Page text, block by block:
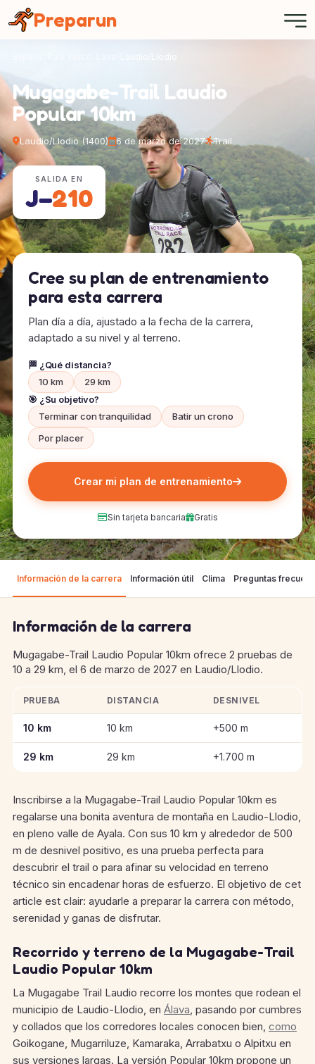
Preparun
Mugagabe-Trail Laudio
Popular 10km
Laudio/Llodio (1400) 6 de marzo de 2027 Trail
SALIDA EN
J−210
Cree su plan de entrenamiento
para esta carrera
Plan día a día, ajustado a la fecha de la carrera,
adaptado a su nivel y al terreno.
🏁 ¿Qué distancia?
10 km
29 km
🎯 ¿Su objetivo?
Terminar con tranquilidad
Batir un crono
Por placer
Crear mi plan de entrenamiento
Sin tarjeta bancaria Gratis
Información de la carrera Información útil Clima Preguntas
Información de la carrera
Mugagabe-Trail Laudio Popular 10km ofrece 2 pruebas de
10 a 29 km, el 6 de marzo de 2027 en Laudio/Llodio.
Información clave de las pruebas de Mugagabe-Trail Laudio
PRUEBA DISTANCIA DESNIVEL
10 km 10 km +500 m
29 km 29 km +1.700 m
Inscribirse a la Mugagabe-Trail Laudio Popular 10km es
regalarse una bonita aventura de montaña en Laudio-Llodio,
en pleno valle de Ayala. Con sus 10 km y alrededor de 500
m de desnivel positivo, es una prueba perfecta para
descubrir el trail o para afinar su velocidad en terreno
técnico sin encadenar horas de esfuerzo. El objetivo de cet
article est clair: ayudarle a preparar la carrera con método,
serenidad y ganas de disfrutar.
Recorrido y terreno de la Mugagabe-Trail
Laudio Popular 10km
La Mugagabe Trail Laudio recorre los montes que rodean el
municipio de Laudio-Llodio, en Álava, pasando por cumbres
y collados que los corredores locales conocen bien, como
Goikogane, Mugarriluze, Kamaraka, Arrabatxu o Alpitxu en
sus versiones largas. La versión Popular 10km propone un
Panel de gestión de cookies